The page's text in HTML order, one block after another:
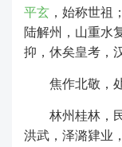
平玄 ，始称世祖
陆解州，山重水
抑，休矣皇考，
焦作北敬，
林州桂林，
洪武，泽潞肄业